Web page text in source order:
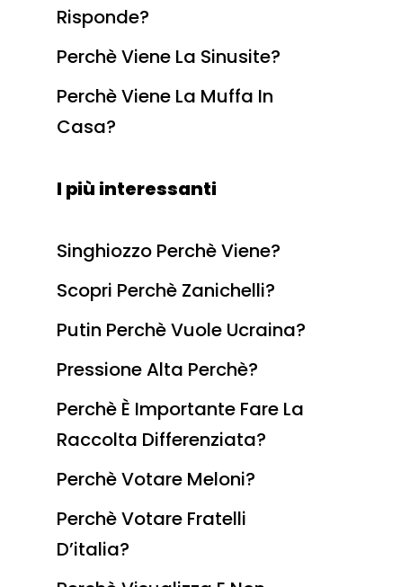
Risponde?
Perchè Viene La Sinusite?
Perchè Viene La Muffa In
Casa?
I più interessanti
Singhiozzo Perchè Viene?
Scopri Perchè Zanichelli?
Putin Perchè Vuole Ucraina?
Pressione Alta Perchè?
Perchè È Importante Fare La
Raccolta Differenziata?
Perchè Votare Meloni?
Perchè Votare Fratelli
D’italia?